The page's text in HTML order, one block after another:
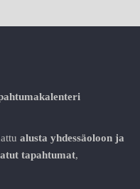
alusta yhdessäoloon ja
tapahtumat,